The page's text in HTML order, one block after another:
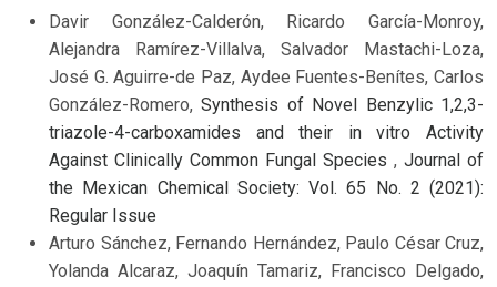
Davir González-Calderón, Ricardo García-Monroy,
Alejandra Ramírez-Villalva, Salvador Mastachi-Loza,
José G. Aguirre-de Paz, Aydee Fuentes-Benítes, Carlos
González-Romero,Synthesis of Novel Benzylic 1,2,3-
triazole-4-carboxamides and their in vitro Activity
Against Clinically Common Fungal Species , Journal of
the Mexican Chemical Society: Vol. 65 No. 2 (2021):
Regular Issue
Arturo Sánchez, Fernando Hernández, Paulo César Cruz,
Yolanda Alcaraz, Joaquín Tamariz, Francisco Delgado,